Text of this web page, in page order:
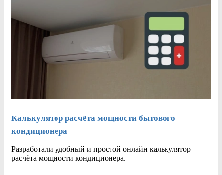
Калькулятор расчёта мощности бытового
кондиционера
Разработали удобный и простой онлайн калькулятор
расчёта мощности кондиционера.